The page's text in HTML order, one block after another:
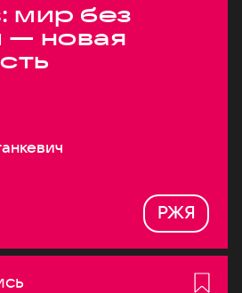
мир без
— новая
РЖЯ